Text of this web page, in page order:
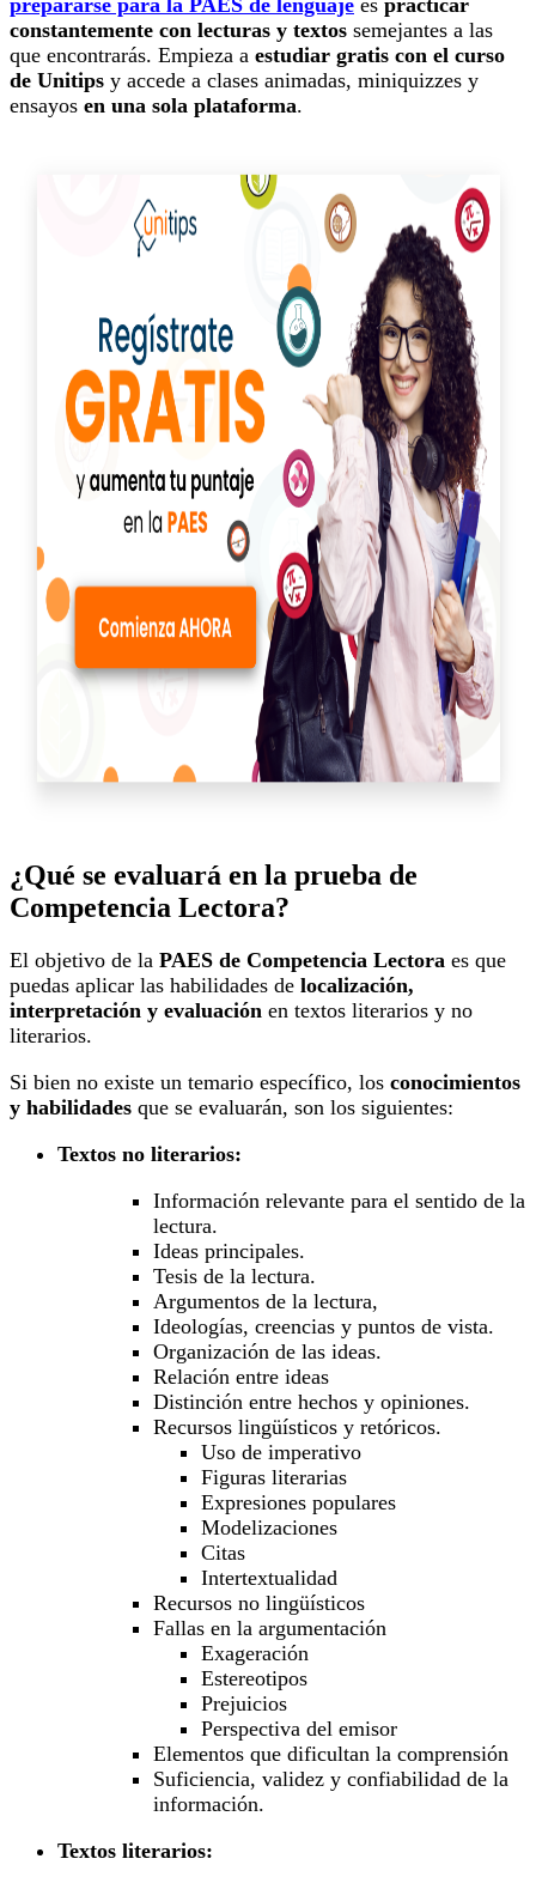
prepararse para la PAES de lenguaje es practicar
constantemente con lecturas y textos semejantes a las
que encontrarás. Empieza a estudiar gratis con el curso
de Unitips y accede a clases animadas, miniquizzes y
ensayos en una sola plataforma.
¿Qué se evaluará en la prueba de
Competencia Lectora?
El objetivo de la PAES de Competencia Lectora es que
puedas aplicar las habilidades de localización,
interpretación y evaluación en textos literarios y no
literarios.
Si bien no existe un temario específico, los conocimientos
y habilidades que se evaluarán, son los siguientes:
Textos no literarios:
Información relevante para el sentido de la
lectura.
Ideas principales.
Tesis de la lectura.
Argumentos de la lectura,
Ideologías, creencias y puntos de vista.
Organización de las ideas.
Relación entre ideas
Distinción entre hechos y opiniones.
Recursos lingüísticos y retóricos.
Uso de imperativo
Figuras literarias
Expresiones populares
Modelizaciones
Citas
Intertextualidad
Recursos no lingüísticos
Fallas en la argumentación
Exageración
Estereotipos
Prejuicios
Perspectiva del emisor
Elementos que dificultan la comprensión
Suficiencia, validez y confiabilidad de la
información.
Textos literarios: